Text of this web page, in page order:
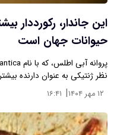
این جاندار، رکورددار
حیوانات جهان است
نظر ژنتیکی به عنوان دارنده
۱۲ مهر ۱۴۰۴ | ۱۶:۴۱